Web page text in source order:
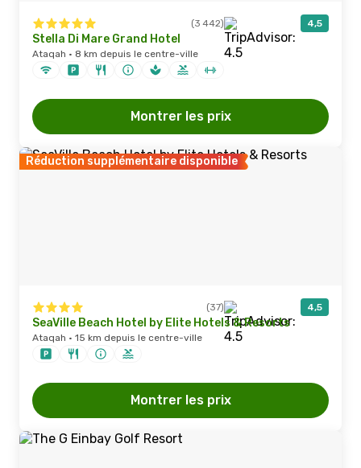
(3 442) 4,5
Stella Di Mare Grand Hotel
Ataqah · 8 km depuis le centre-ville
Montrer les prix
Réduction supplémentaire disponible
(37) 4,5
SeaVille Beach Hotel by Elite Hotels & Resorts
Ataqah · 15 km depuis le centre-ville
Montrer les prix